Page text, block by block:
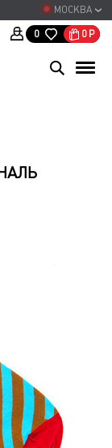
МОСКВА
0 0 Р